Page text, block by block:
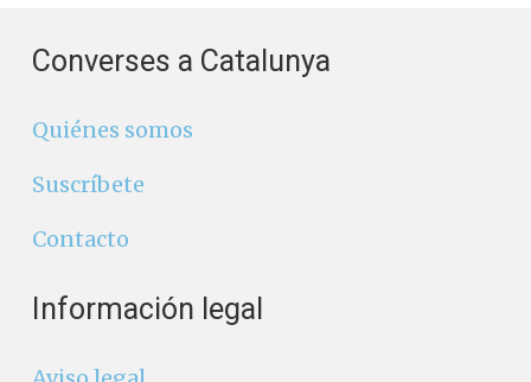
Converses a Catalunya
Quiénes somos
Suscríbete
Contacto
Información legal